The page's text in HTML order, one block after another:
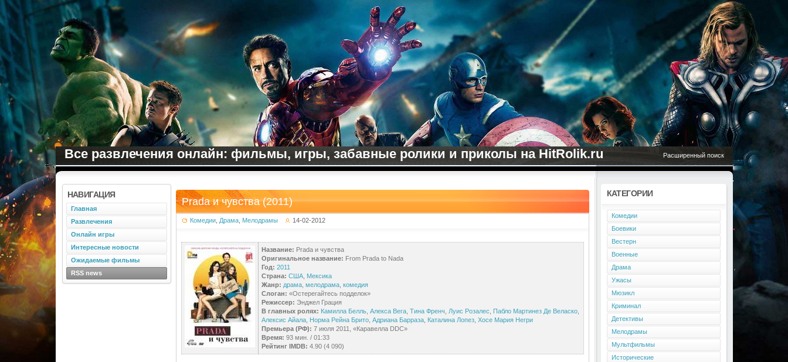
Расширенный поиск
Все развлечения онлайн: фильмы, игры, забавные ролики и приколы на HitRolik.ru
Prada и чувства (2011)
Комедии, Драма, Мелодрамы 14-02-2012
Название: Prada и чувства
Оригинальное название: From Prada to Nada
Год: 2011
Страна: США, Мексика
Жанр: драма, мелодрама, комедия
Слоган: «Остерегайтесь подделок»
Режиссер: Энджел Грация
В главных ролях: Камилла Белль, Алекса Вега, Тина Френч Луис Розалес Пабло Мартинез Де Веласко,
Алексис Айала, Норма Рейна Брито, Адриана Барраза, Каталина Лопез, Хосе Мария Негри
Премьера (РФ): 7 июля 2011, «Каравелла DDC»
Время: 93 мин. / 01:33
Рейтинг IMDB: 4.90 (4 090)
КАТЕГОРИИ
Комедии
Боевики
Вестерн
Военные
Драма
Ужасы
Мюзикл
Криминал
Детективы
Мелодрамы
Мультфильмы
Исторические
НАВИГАЦИЯ
Главная
Развлечения
Онлайн игры
Интересные новости
Ожидаемые фильмы
RSS news